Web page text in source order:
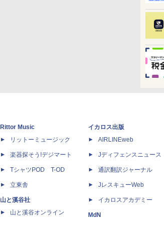
Rittor Music
リットーミュージック
楽器探そう!デジマート
TシャツPOD T-OD
立東舎
山と溪谷社
山と溪谷オンライン
イカロス出版
AIRLINEweb
Jディフェンスニュース
通訳翻訳ジャーナル
JレスキューWeb
イカロスアカデミー
MdN